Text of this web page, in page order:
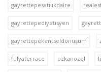
gayrettepesatılıkdaire
gayrettepediyetisyen
gayrettepekentseldönüşüm
fulyaterrace ozkanozel